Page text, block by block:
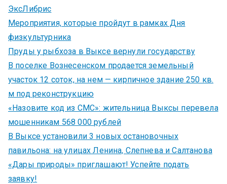
ЭксЛибрис
Мероприятия, которые пройдут в рамках Дня
физкультурника
Пруды у рыбхоза в Выксе вернули государству
В поселке Вознесенском продается земельный
участок 12 соток, на нем — кирпичное здание 250 кв.
м под реконструкцию
«Назовите код из СМС»: жительница Выксы перевела
мошенникам 568 000 рублей
В Выксе установили 3 новых остановочных
павильона: на улицах Ленина, Слепнева и Салтанова
«Дары природы» приглашают! Успейте подать
заявку!